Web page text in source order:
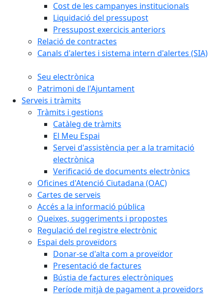
Cost de les campanyes institucionals
Liquidació del pressupost
Pressupost exercicis anteriors
Relació de contractes
Canals d'alertes i sistema intern d'alertes (SIA)
Seu electrònica
Patrimoni de l'Ajuntament
Serveis i tràmits
Tràmits i gestions
Catàleg de tràmits
El Meu Espai
Servei d'assistència per a la tramitació
electrònica
Verificació de documents electrònics
Oficines d'Atenció Ciutadana (OAC)
Cartes de serveis
Accés a la informació pública
Queixes, suggeriments i propostes
Regulació del registre electrònic
Espai dels proveïdors
Donar-se d'alta com a proveïdor
Presentació de factures
Bústia de factures electròniques
Període mitjà de pagament a proveïdors